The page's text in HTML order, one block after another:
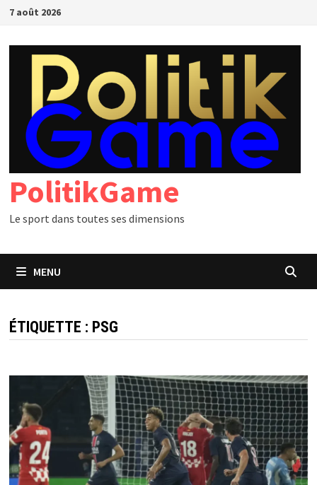
Passer
contenu
7 août 2026
PolitikGame
Le sport dans toutes ses dimensions
MENU
ÉTIQUETTE : PSG